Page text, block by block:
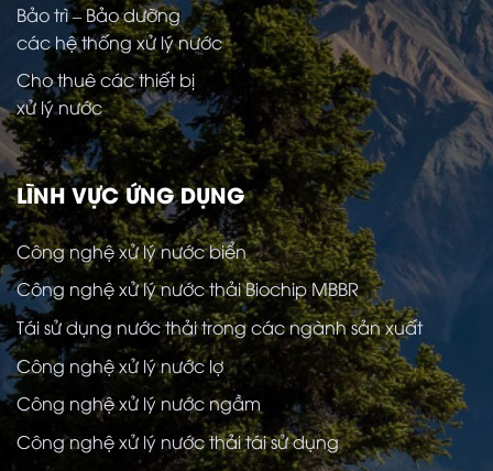
Bảo trì – Bảo dưỡng
các hệ thống xử lý nước
Cho thuê các thiết bị
xử lý nước
LĨNH VỰC ỨNG DỤNG
Công nghệ xử lý nước biển
Công nghệ xử lý nước thải Biochip MBBR
Tái sử dụng nước thải trong các ngành sản xuất
Công nghệ xử lý nước lợ
Công nghệ xử lý nước ngầm
Công nghệ xử lý nước thải tái sử dụng